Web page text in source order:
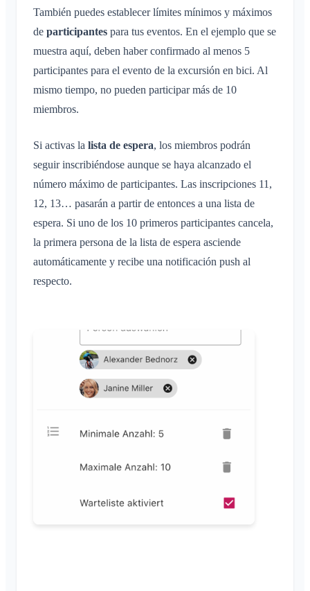
También puedes establecer límites mínimos y máximos
de participantes para tus eventos. En el ejemplo que se
muestra aquí, deben haber confirmado al menos 5
participantes para el evento de la excursión en bici. Al
mismo tiempo, no pueden participar más de 10
miembros.
Si activas la lista de espera, los miembros podrán
seguir inscribiéndose aunque se haya alcanzado el
número máximo de participantes. Las inscripciones 11,
12, 13… pasarán a partir de entonces a una lista de
espera. Si uno de los 10 primeros participantes cancela,
la primera persona de la lista de espera asciende
automáticamente y recibe una notificación push al
respecto.